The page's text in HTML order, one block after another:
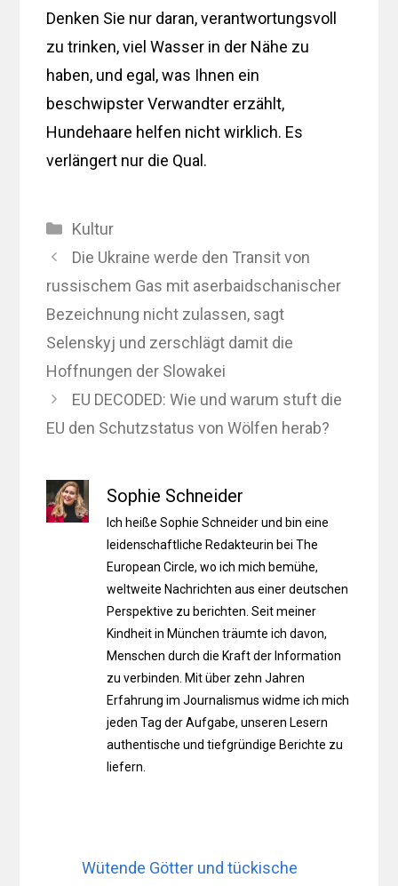
Denken Sie nur daran, verantwortungsvoll
zu trinken, viel Wasser in der Nähe zu
haben, und egal, was Ihnen ein
beschwipster Verwandter erzählt,
Hundehaare helfen nicht wirklich. Es
verlängert nur die Qual.
Kategorien
Kultur
Die Ukraine werde den Transit von
russischem Gas mit aserbaidschanischer
Bezeichnung nicht zulassen, sagt
Selenskyj und zerschlägt damit die
Hoffnungen der Slowakei
EU DECODED: Wie und warum stuft die
EU den Schutzstatus von Wölfen herab?
Sophie Schneider
Ich heiße Sophie Schneider und bin eine
leidenschaftliche Redakteurin bei The
European Circle, wo ich mich bemühe,
weltweite Nachrichten aus einer deutschen
Perspektive zu berichten. Seit meiner
Kindheit in München träumte ich davon,
Menschen durch die Kraft der Information
zu verbinden. Mit über zehn Jahren
Erfahrung im Journalismus widme ich mich
jeden Tag der Aufgabe, unseren Lesern
authentische und tiefgründige Berichte zu
liefern.
Wütende Götter und tückische